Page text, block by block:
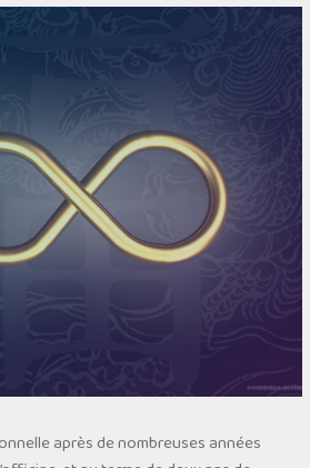
après de nombreuses années